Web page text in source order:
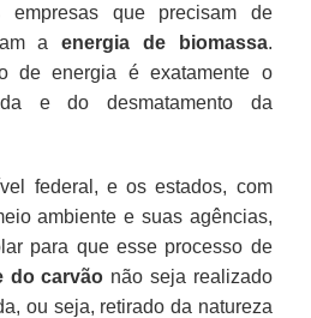
empresas que precisam de
a energia de biomassa.
de energia é exatamente o
e do desmatamento da
federal, e os estados, com
ambiente e suas agências,
para que esse processo de
do carvão não seja realizado
ou seja, retirado da natureza